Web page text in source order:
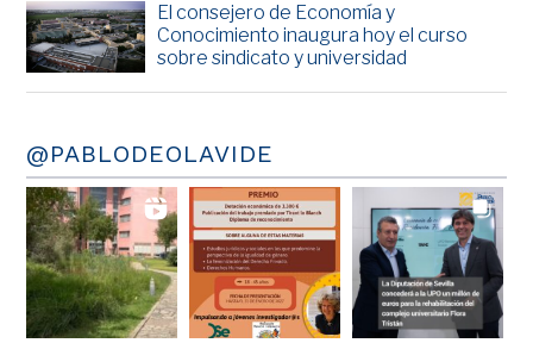
El consejero de Economía y
Conocimiento inaugura hoy el curso
sobre sindicato y universidad
@PABLODEOLAVIDE